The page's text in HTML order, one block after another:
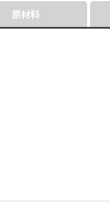
原材料